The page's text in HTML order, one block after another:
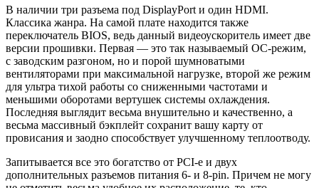
В наличии три разъема под DisplayPort и один HDMI.
Классика жанра. На самой плате находится также
переключатель BIOS, ведь данный видеоускоритель имеет две
версии прошивки. Первая — это так называемый OC-режим,
с заводским разгоном, но и порой шумноватыми
вентиляторами при максимальной нагрузке, второй же режим
для ультра тихой работы со сниженными частотами и
меньшими оборотами вертушек системы охлаждения.
Последняя выглядит весьма внушительно и качественно, а
весьма массивный бэкплейт сохранит вашу карту от
провисания и заодно способствует улучшенному теплоотводу.
Запитывается все это богатство от PCI-e и двух
дополнительных разъемов питания 6- и 8-pin. Причем не могу